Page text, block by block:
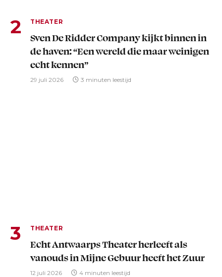
THEATER
Sven De Ridder Company kijkt binnen in
de haven: “Een wereld die maar weinigen
echt kennen”
29 juli 2026 3 minuten leestijd
THEATER
Echt Antwaarps Theater herleeft als
vanouds in Mijne Gebuur heeft het Zuur
12 juli 2026 4 minuten leestijd